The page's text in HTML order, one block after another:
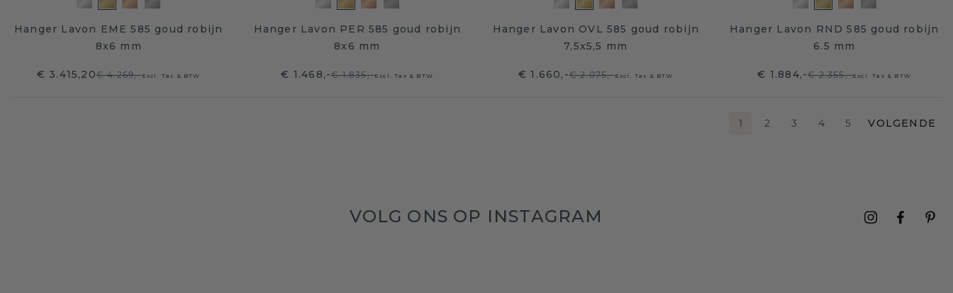
Hanger Lavon EME 585 goud robijn
8x6 mm
€ 3.415,20€ 4.269,-Excl. Tax & BTW
Hanger Lavon PER 585 goud robijn
8x6 mm
€ 1.468,-€ 1.835,-Excl. Tax & BTW
Hanger Lavon OVL 585 goud robijn
7,5x5,5 mm
€ 1.660,-€ 2.075,-Excl. Tax & BTW
Hanger Lavon RND 585 goud robijn
6.5 mm
€ 1.884,-€ 2.355,-Excl. Tax & BTW
1 2 3 4 5 VOLGENDE
VOLG ONS OP INSTAGRAM